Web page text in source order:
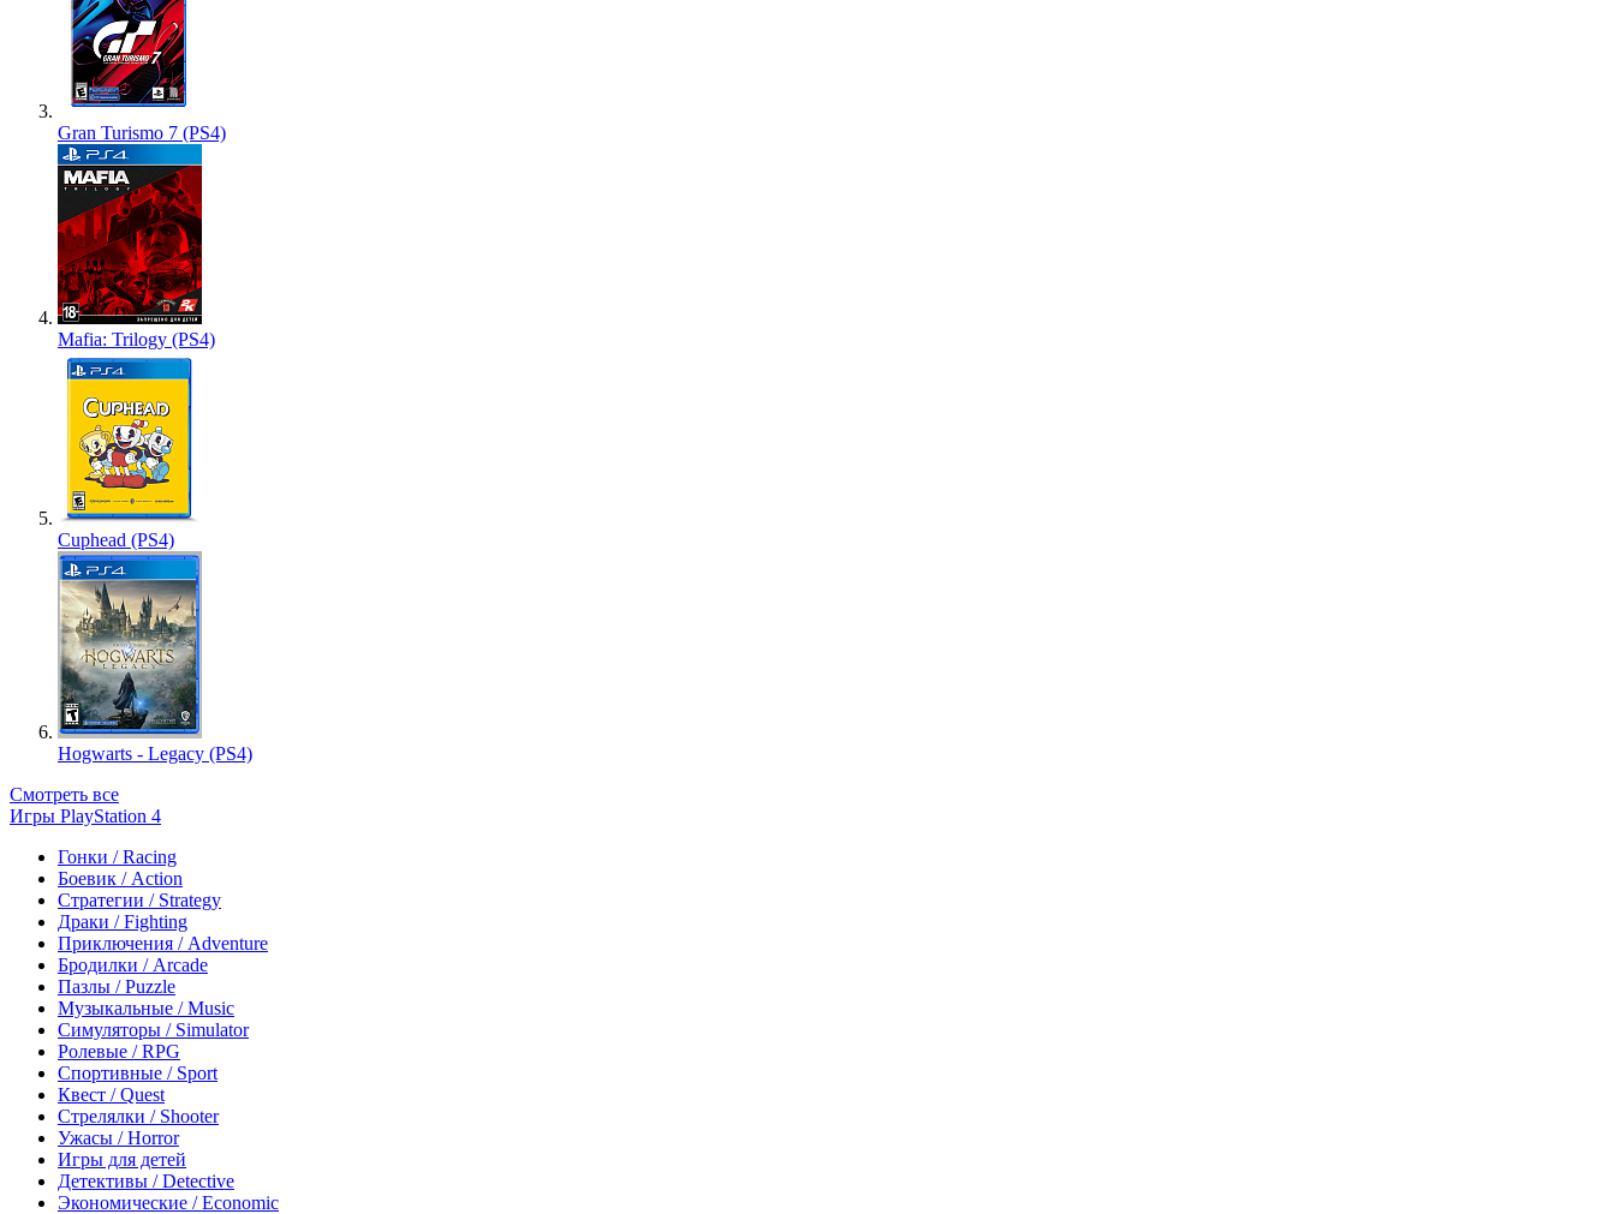
Gran Turismo 7 (PS4)
Mafia: Trilogy (PS4)
Cuphead (PS4)
Hogwarts - Legacy (PS4)
Смотреть все
Игры PlayStation 4
Гонки / Racing
Боевик / Action
Стратегии / Strategy
Драки / Fighting
Приключения / Adventure
Бродилки / Arcade
Пазлы / Puzzle
Музыкальные / Music
Симуляторы / Simulator
Ролевые / RPG
Спортивные / Sport
Квест / Quest
Стрелялки / Shooter
Ужасы / Horror
Игры для детей
Детективы / Detective
Экономические / Economic